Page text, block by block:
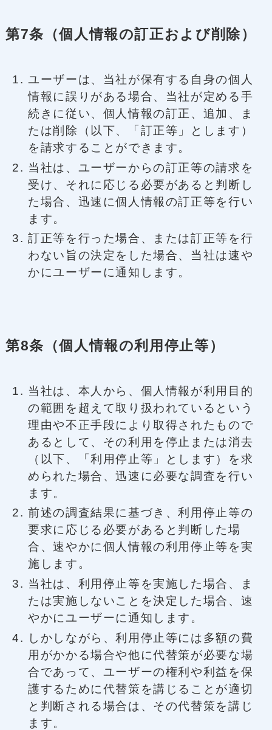
第7条（個人情報の訂正および削除）
ユーザーは、当社が保有する自身の個人
情報に誤りがある場合、当社が定める手
続きに従い、個人情報の訂正、追加、ま
たは削除（以下、「訂正等」とします）
を請求することができます。
当社は、ユーザーからの訂正等の請求を
受け、それに応じる必要があると判断し
た場合、迅速に個人情報の訂正等を行い
ます。
訂正等を行った場合、または訂正等を行
わない旨の決定をした場合、当社は速や
かにユーザーに通知します。
第8条（個人情報の利用停止等）
当社は、本人から、個人情報が利用目的
の範囲を超えて取り扱われているという
理由や不正手段により取得されたもので
あるとして、その利用を停止または消去
（以下、「利用停止等」とします）を求
められた場合、迅速に必要な調査を行い
ます。
前述の調査結果に基づき、利用停止等の
要求に応じる必要があると判断した場
合、速やかに個人情報の利用停止等を実
施します。
当社は、利用停止等を実施した場合、ま
たは実施しないことを決定した場合、速
やかにユーザーに通知します。
しかしながら、利用停止等には多額の費
用がかかる場合や他に代替策が必要な場
合であって、ユーザーの権利や利益を保
護するために代替策を講じることが適切
と判断される場合は、その代替策を講じ
ます。